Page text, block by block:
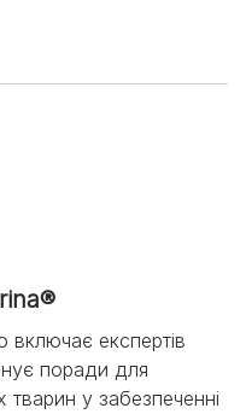
експертів
поради для
тварин у забезпеченні